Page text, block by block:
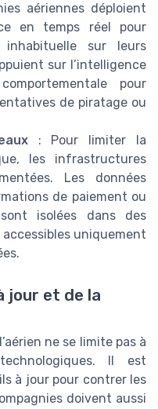
aériennes déploient
en temps réel pour
sur leurs
sur l’intelligence
pour
de piratage ou
: Pour limiter la
les infrastructures
Les données
de paiement ou
isolées dans des
uniquement
jour et de la
ne se limite pas à
Il est
à jour pour contrer les
doivent aussi